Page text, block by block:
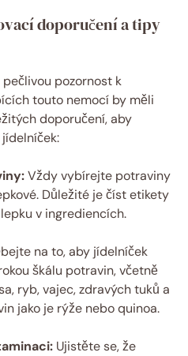
doporučení a tipy
pozornost k
touto nemocí by měli
doporučení, aby
Vždy vybírejte potraviny
Důležité je číst etikety
v ingrediencích.
na to, aby jídelníček
škálu potravin, včetně
ryb, vajec, zdravých tuků a
jako je rýže nebo quinoa.
Ujistěte se, že